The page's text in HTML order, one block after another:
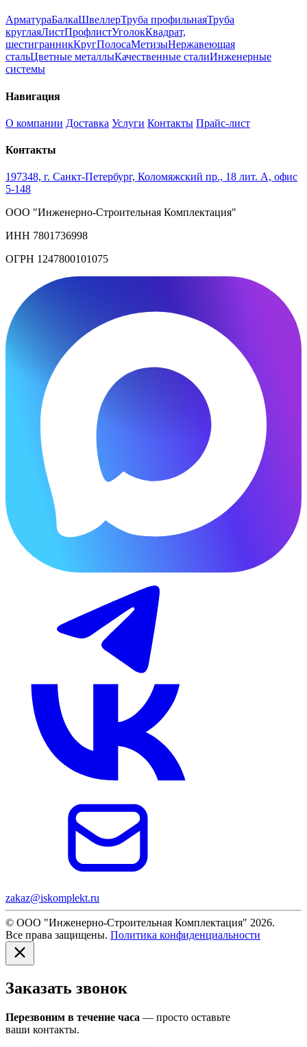
АрматураБалкаШвеллерТруба профильнаяТруба
круглаяЛистПрофлистУголокКвадрат,
шестигранникКругПолосаМетизыНержавеющая
стальЦветные металлыКачественные сталиИнженерные
системы
Навигация
О компании Доставка Услуги Контакты Прайс-лист
Контакты
197348, г. Санкт-Петербург, Коломяжский пр., 18 лит. А, офис
5-148
ООО "Инженерно-Строительная Комплектация"
ИНН 7801736998
ОГРН 1247800101075
zakaz@iskomplekt.ru
© ООО "Инженерно-Строительная Комплектация" 2026.
Все права защищены. Политика конфиденциальности
Заказать звонок
Перезвоним в течение часа — просто оставьте
ваши контакты.